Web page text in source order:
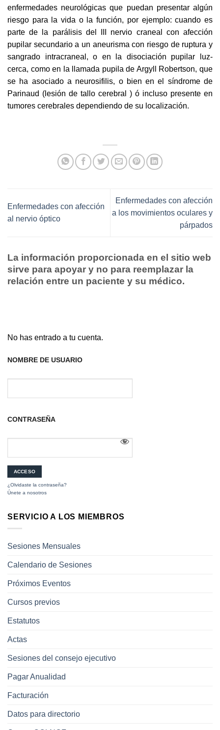
enfermedades neurológicas que puedan presentar algún
riesgo para la vida o la función, por ejemplo: cuando es
parte de la parálisis del III nervio craneal con afección
pupilar secundario a un aneurisma con riesgo de ruptura y
sangrado intracraneal, o en la disociación pupilar luz-
cerca, como en la llamada pupila de Argyll Robertson, que
se ha asociado a neurosifilis, o bien en el síndrome de
Parinaud (lesión de tallo cerebral ) ó incluso presente en
tumores cerebrales dependiendo de su localización.
Enfermedades con afección
al nervio óptico
Enfermedades con afección
a los movimientos oculares y
párpados
La información proporcionada en el sitio web
sirve para apoyar y no para reemplazar la
relación entre un paciente y su médico.
No has entrado a tu cuenta.
NOMBRE DE USUARIO
CONTRASEÑA
¿Olvidaste la contraseña?
Únete a nosotros
SERVICIO A LOS MIEMBROS
Sesiones Mensuales
Calendario de Sesiones
Próximos Eventos
Cursos previos
Estatutos
Actas
Sesiones del consejo ejecutivo
Pagar Anualidad
Facturación
Datos para directorio